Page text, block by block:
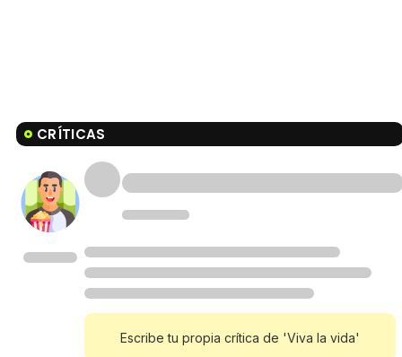
CRÍTICAS
Escribe tu propia crítica de 'Viva la vida'